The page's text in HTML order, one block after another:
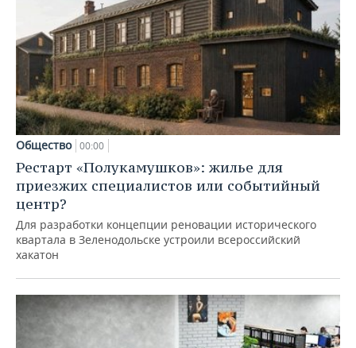
Общество 00:00
Рестарт «Полукамушков»: жилье для
приезжих специалистов или событийный
центр?
Для разработки концепции реновации исторического
квартала в Зеленодольске устроили всероссийский
хакатон